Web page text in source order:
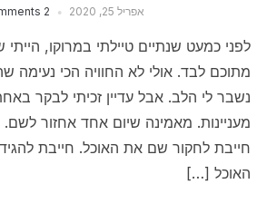
אפריל 25, 2020 2 comments
מתוכם לבד. אולי לא החוויה הכי נעימה
נשבר לי הלב. אבל עדיין זכיתי לבקר
מעניינות. מאמינה שיום אחד אחזור
חייבת לחקור שם את האוכל. חייבת
האוכל […]